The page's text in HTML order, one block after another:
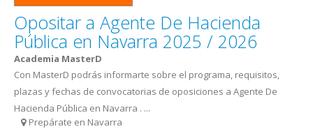
Opositar a Agente De Hacienda
Pública en Navarra 2025 / 2026
Academia MasterD
Con MasterD podrás informarte sobre el programa, requisitos,
plazas y fechas de convocatorias de oposiciones a Agente De
Hacienda Pública en Navarra . ...
Prepárate en Navarra